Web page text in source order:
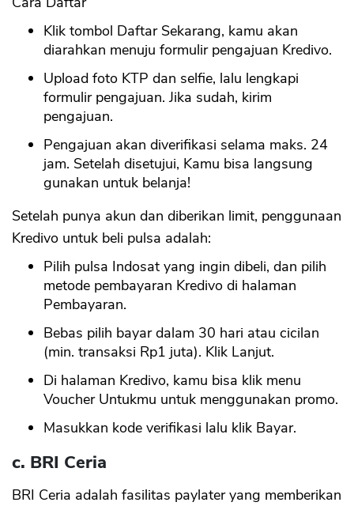
Klik tombol Daftar Sekarang, kamu akan
diarahkan menuju formulir pengajuan Kredivo.
Upload foto KTP dan selfie, lalu lengkapi
formulir pengajuan. Jika sudah, kirim
pengajuan.
Pengajuan akan diverifikasi selama maks. 24
jam. Setelah disetujui, Kamu bisa langsung
gunakan untuk belanja!
Setelah punya akun dan diberikan limit, penggunaan
Kredivo untuk beli pulsa adalah:
Pilih pulsa Indosat yang ingin dibeli, dan pilih
metode pembayaran Kredivo di halaman
Pembayaran.
Bebas pilih bayar dalam 30 hari atau cicilan
(min. transaksi Rp1 juta). Klik Lanjut.
Di halaman Kredivo, kamu bisa klik menu
Voucher Untukmu untuk menggunakan promo.
Masukkan kode verifikasi lalu klik Bayar.
c. BRI Ceria
BRI Ceria adalah fasilitas paylater yang memberikan